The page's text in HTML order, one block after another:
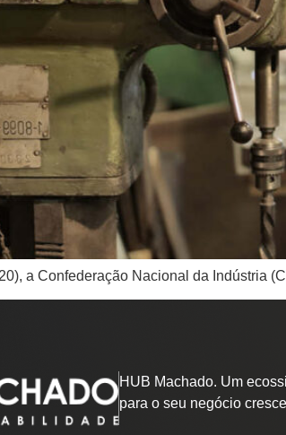
a Confederação Nacional da Indústria
HUB Machado. Um
para o seu negócio